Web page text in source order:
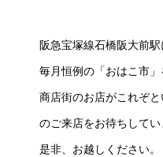
阪急宝塚線石橋阪大前
毎月恒例の「おはこ市」
商店街のお店がこれぞ
のご来店をお待ちしてい
是非、お越しください。